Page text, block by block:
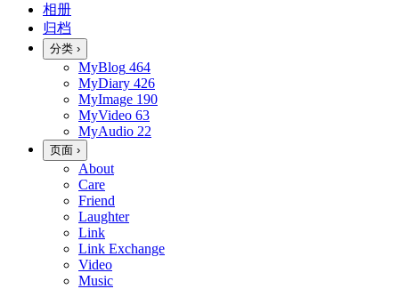
相册
归档
分类 ›
MyBlog 464
MyDiary 426
MyImage 190
MyVideo 63
MyAudio 22
页面 ›
About
Care
Friend
Laughter
Link
Link Exchange
Video
Music